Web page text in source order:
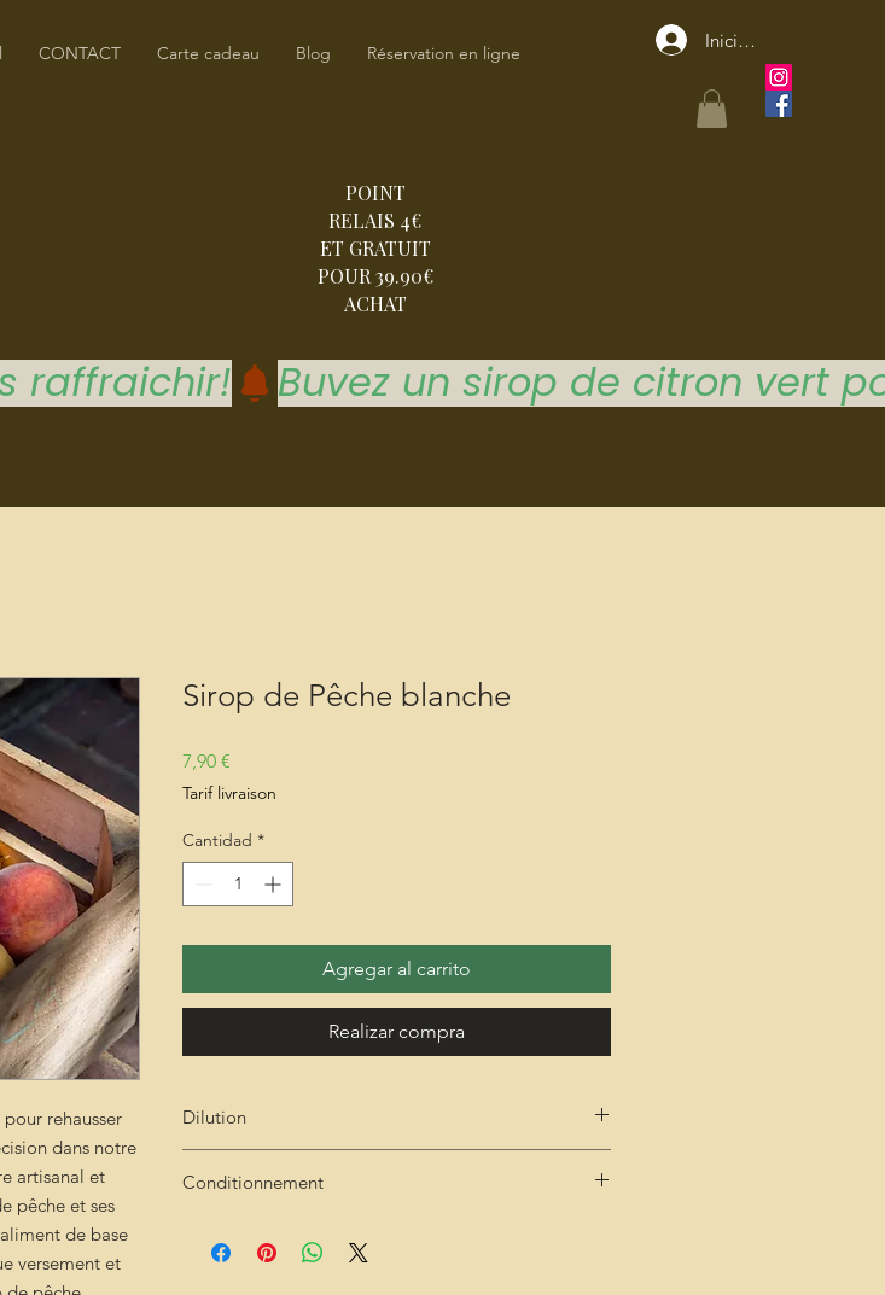
Iniciar sesión
CONTACT Carte cadeau Blog Réservation en ligne
POINT
RELAIS 4€
ET GRATUIT
POUR 39.90€
ACHAT
raffraichir!
rehausser
dans notre
artisanal et
pêche et ses
de base
versement et
Sirop de Pêche blanche
7,90 €
Tarif livraison
Cantidad *
Agregar al carrito
Realizar compra
Dilution
Conditionnement